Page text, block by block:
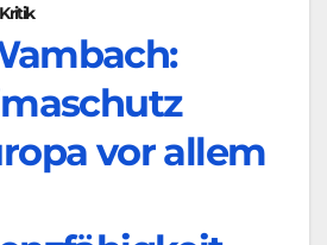
vor allem